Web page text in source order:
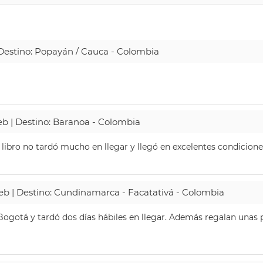
Popayán / Cauca - Colombia
| Destino: Baranoa - Colombia
no tardó mucho en llegar y llegó en excelentes
| Destino: Cundinamarca - Facatativá - Colombia
y tardó dos días hábiles en llegar. Además regalan unas